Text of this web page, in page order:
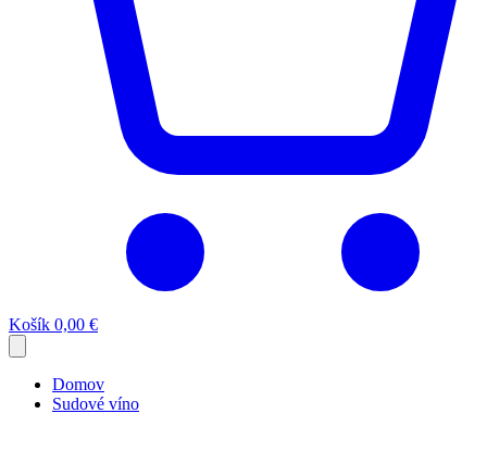
Košík 0,00 €
Domov
Sudové víno